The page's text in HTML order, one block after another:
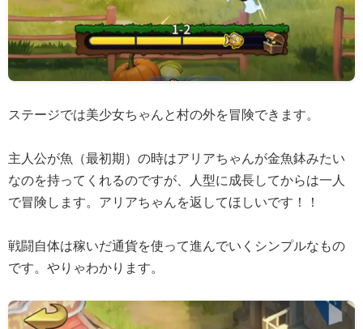
ステージでは美少女ちゃんと村の外を冒険できます。
主人公が魚（最初期）の時はアリアちゃんが金魚鉢みたい
なのを持ってくれるのですが、人型に成長してからは一人
で冒険します。アリアちゃんを返してほしいです！！
戦闘自体は稼いだ通貨を使って進んでいくシンプルなもの
です。やりゃわかります。